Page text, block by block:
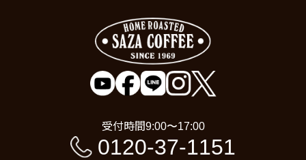
受付時間9:00〜17:00
0120-37-1151